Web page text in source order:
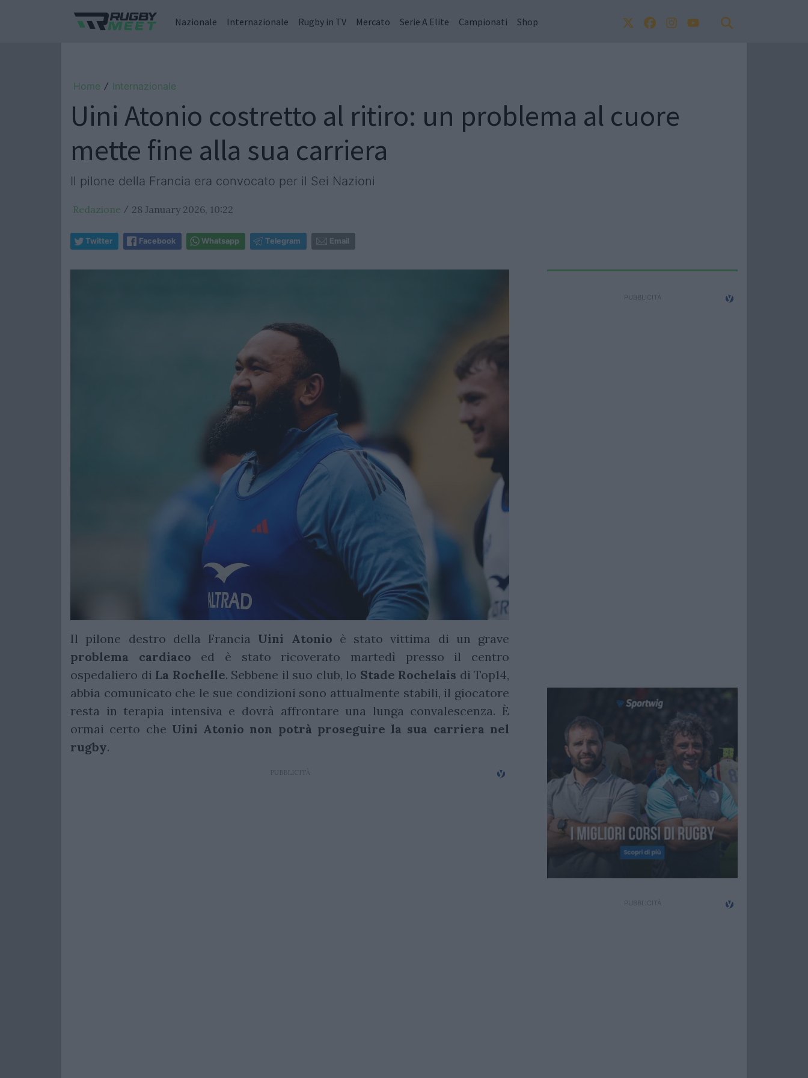
Nazionale Internazionale Rugby in TV Mercato Serie A Elite Campionati Shop
Home / Internazionale
Uini Atonio costretto al ritiro: un problema al cuore
mette fine alla sua carriera
Il pilone della Francia era convocato per il Sei Nazioni
Redazione / 28 January 2026, 10:22
Twitter Facebook Whatsapp Telegram Email
Il pilone destro della Francia Uini Atonio è stato vittima di un grave
problema cardiaco ed è stato ricoverato martedì presso il centro
ospedaliero di La Rochelle. Sebbene il suo club, lo Stade Rochelais di Top14,
abbia comunicato che le sue condizioni sono attualmente stabili, il giocatore
resta in terapia intensiva e dovrà affrontare una lunga convalescenza. È
ormai certo che Uini Atonio non potrà proseguire la sua carriera nel
rugby.